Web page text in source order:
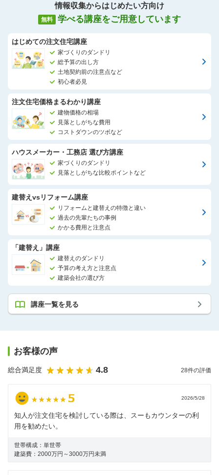
情報収集からはじめたい方向け
無料 学べる講座をご用意しています
はじめての注文住宅講座
家づくりのダンドリ
総予算の出し方
土地契約前の注意点など
初心者必見
注文住宅価格まるわかり講座
建物価格の相場
見落としがちな費用
コストダウンのツボなど
ハウスメーカー・工務店 選び方講座
家づくりのダンドリ
見落としがちな比較ポイントなど
建替えvsリフォーム講座
リフォームと建替えの特徴と違い
過去の先輩たちの事例
かかる費用と注意点
「建替え」講座
建替えのダンドリ
予算の考え方と注意点
建築会社の選び方
講座一覧を見る
お客様の声
総合満足度 4.8 28件の評価
2026/5/28
知人が注文住宅を検討している際は、スーもカウンターの利
用を勧めたい。
世帯構成： 単世帯
建築費： 2000万円～3000万円未満